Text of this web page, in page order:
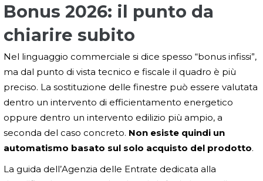
Bonus 2026: il punto da
chiarire subito
Nel linguaggio commerciale si dice spesso “bonus infissi”,
ma dal punto di vista tecnico e fiscale il quadro è più
preciso. La sostituzione delle finestre può essere valutata
dentro un intervento di efficientamento energetico
oppure dentro un intervento edilizio più ampio, a
seconda del caso concreto. Non esiste quindi un
automatismo basato sul solo acquisto del prodotto.
La guida dell’Agenzia delle Entrate dedicata alla